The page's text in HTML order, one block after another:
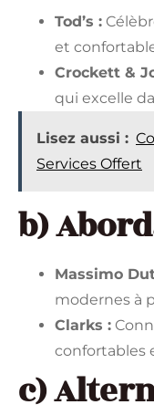
Tod’s :
et
Crockett &
qui excelle
Lisez aussi :
Services Offert
b)
Massimo
modernes à
Clarks :
confortables
c)